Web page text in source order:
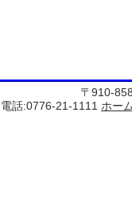
〒910-
電話:0776-21-1111 ホー